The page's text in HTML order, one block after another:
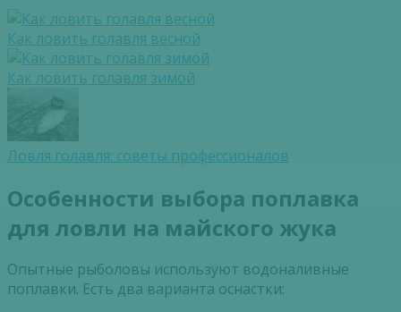
Как ловить голавля весной
Как ловить голавля зимой
Ловля голавля: советы профессионалов
Особенности выбора поплавка
для ловли на майского жука
Опытные рыболовы используют водоналивные
поплавки. Есть два варианта оснастки: